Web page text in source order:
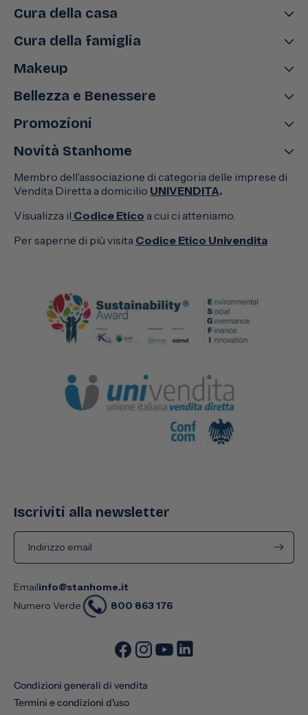
Cura della casa
Cura della famiglia
Makeup
Bellezza e Benessere
Promozioni
Novità Stanhome
Membro dell’associazione di categoria delle imprese di
Vendita Diretta a domicilio UNIVENDITA.
Visualizza il Codice Etico a cui ci atteniamo.
Per saperne di più visita Codice Etico Univendita
Iscriviti alla newsletter
Indirizzo email
Emailinfo@stanhome.it
Numero Verde
800 863 176
Condizioni generali di vendita
Termini e condizioni d'uso